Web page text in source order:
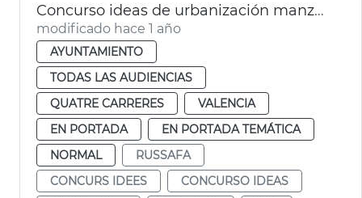
Concurso ideas de urbanización manzana de Montolivet
modificado hace 1 año
AYUNTAMIENTO
TODAS LAS AUDIENCIAS
QUATRE CARRERES
VALENCIA
EN PORTADA
EN PORTADA TEMÁTICA
NORMAL
RUSSAFA
CONCURS IDEES
CONCURSO IDEAS